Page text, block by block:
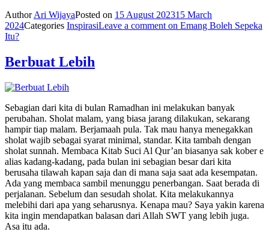
AuthorAri WijayaPosted on 15 August 202315 March
2024Categories InspirasiLeave a comment on Emang Boleh Sepeka
Itu?
Berbuat Lebih
Sebagian dari kita di bulan Ramadhan ini melakukan banyak
perubahan. Sholat malam, yang biasa jarang dilakukan, sekarang
hampir tiap malam. Berjamaah pula. Tak mau hanya menegakkan
sholat wajib sebagai syarat minimal, standar. Kita tambah dengan
sholat sunnah. Membaca Kitab Suci Al Qur’an biasanya sak kober e
alias kadang-kadang, pada bulan ini sebagian besar dari kita
berusaha tilawah kapan saja dan di mana saja saat ada kesempatan.
Ada yang membaca sambil menunggu penerbangan. Saat berada di
perjalanan. Sebelum dan sesudah sholat. Kita melakukannya
melebihi dari apa yang seharusnya. Kenapa mau? Saya yakin karena
kita ingin mendapatkan balasan dari Allah SWT yang lebih juga.
Asa itu ada.